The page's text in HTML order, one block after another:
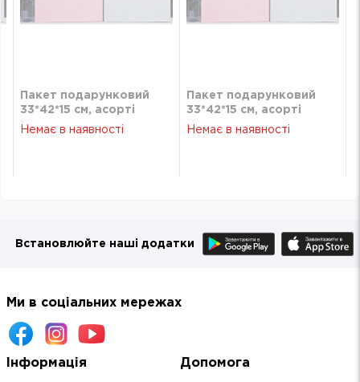
Пакет подарунковий
33*42*15 см, асорті
Немає в наявності
Пакет подарунковий
33*42*15 см, асорті
Немає в наявності
Встановлюйте наші додатки
Ми в соціальних мережах
Інформація Допомога